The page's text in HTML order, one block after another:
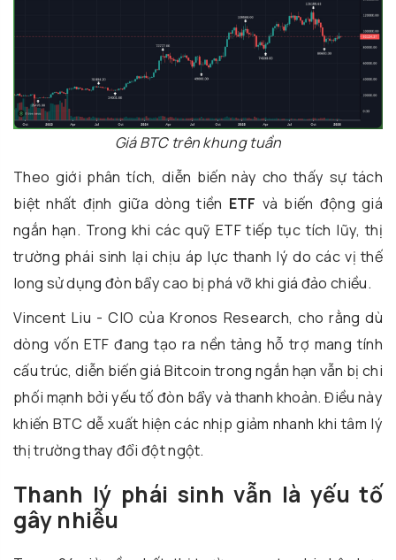
Giá BTC trên khung tuần
Theo giới phân tích, diễn biến này cho thấy sự tách
biệt nhất định giữa dòng tiền ETF và biến động giá
ngắn hạn. Trong khi các quỹ ETF tiếp tục tích lũy, thị
trường phái sinh lại chịu áp lực thanh lý do các vị thế
long sử dụng đòn bẩy cao bị phá vỡ khi giá đảo chiều.
Vincent Liu - CIO của Kronos Research, cho rằng dù
dòng vốn ETF đang tạo ra nền tảng hỗ trợ mang tính
cấu trúc, diễn biến giá Bitcoin trong ngắn hạn vẫn bị chi
phối mạnh bởi yếu tố đòn bẩy và thanh khoản. Điều này
khiến BTC dễ xuất hiện các nhịp giảm nhanh khi tâm lý
thị trường thay đổi đột ngột.
Thanh lý phái sinh vẫn là yếu tố
gây nhiễu